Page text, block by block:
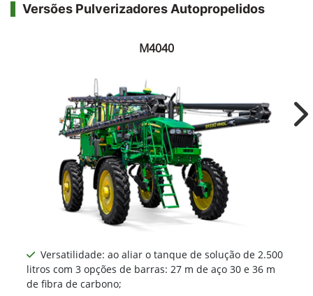
Versões Pulverizadores Autopropelidos
M4040
Versatilidade: ao aliar o tanque de solução de 2.500
litros com 3 opções de barras: 27 m de aço 30 e 36 m
de fibra de carbono;